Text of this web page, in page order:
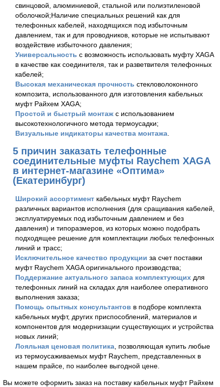
свинцовой, алюминиевой, стальной или полиэтиленовой
оболочкой;Наличие специальных решений как для
телефонных кабелей, находящихся под избыточным
давлением, так и для проводников, которые не испытывают
воздействие избыточного давления;
Универсальность с возможность использовать муфту XAGA
в качестве как соединителя, так и разветвителя телефонных
кабелей;
Высокая механическая прочность стекловолоконного
композита, использованного для изготовления кабельных
муфт Райхем XAGA;
Простой и быстрый монтаж с использованием
высокотехнологичного метода термоусадки;
Визуальные индикаторы качества монтажа
5 причин заказать телефонные
соединительные муфты Raychem XAGA
в интернет-магазине «Оптима»
(Екатеринбург)
Широкий ассортимент кабельных муфт Raychem
различных вариантов исполнения (для сращивания кабелей,
эксплуатируемых под избыточным давлением и без
давления) и типоразмеров, из которых можно подобрать
подходящее решение для комплектации любых телефонных
линий и трасс;
Исключительное качество продукции за счет поставки
муфт Raychem XAGA оригинального производства;
Поддержание актуального запаса комплектующих для
телефонных линий на складах для наиболее оперативного
выполнения заказа;
Помощь опытных консультантов в подборе комплекта
кабельных муфт, других приспособлений, материалов и
компонентов для модернизации существующих и устройства
новых линий;
Лояльная ценовая политика , позволяющая купить любые
из термоусаживаемых муфт Raychem, представленных в
нашем прайсе, по наиболее выгодной цене.
Вы можете оформить заказ на поставку кабельных муфт Райхем